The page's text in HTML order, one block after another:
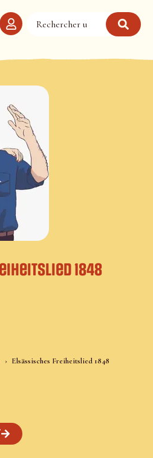
Elsässisches Freiheitslied 1848
1848